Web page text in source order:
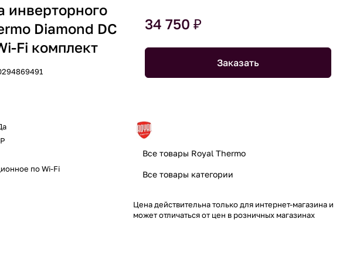
инверторного
Diamond DC
Fi комплект
по Wi-Fi
34 750 ₽
Заказать
Все товары Royal Thermo
Все товары категории
Цена действительна только для интернет-магазина и
может отличаться от цен в розничных магазинах